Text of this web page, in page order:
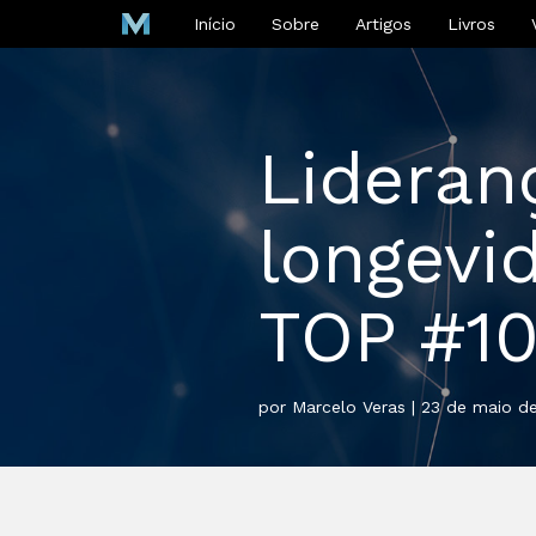
Início Sobre Artigos Livros
TOP #10
por Marcelo Veras | 23 de maio